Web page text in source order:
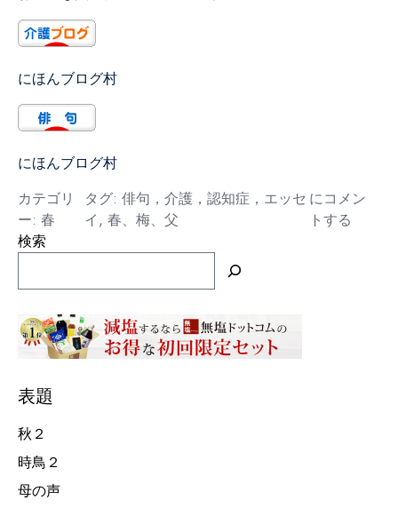
にほんブログ村
にほんブログ村
カテゴリ
ー: 春
タグ:俳句，介護，認知症，エッセ
イ,春、梅、父
梅
にコメン
トする
検索
表題
秋２
時鳥２
母の声